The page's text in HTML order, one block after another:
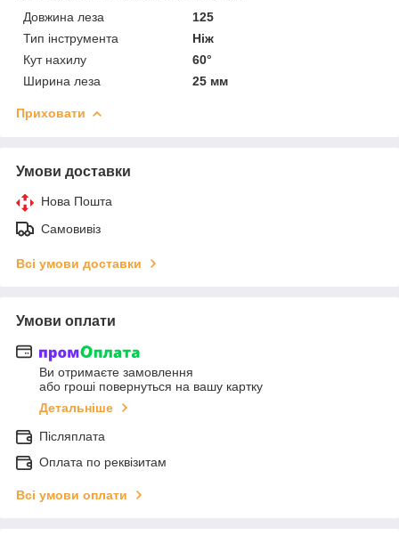
Довжина леза
125
Тип інструмента
Ніж
Кут нахилу
60°
Ширина леза
25 мм
Приховати
Умови доставки
Нова Пошта
Самовивіз
Всі умови доставки
Умови оплати
Ви отримаєте замовлення
або гроші повернуться на вашу картку
Детальніше
Післяплата
Оплата по реквізитам
Всі умови оплати